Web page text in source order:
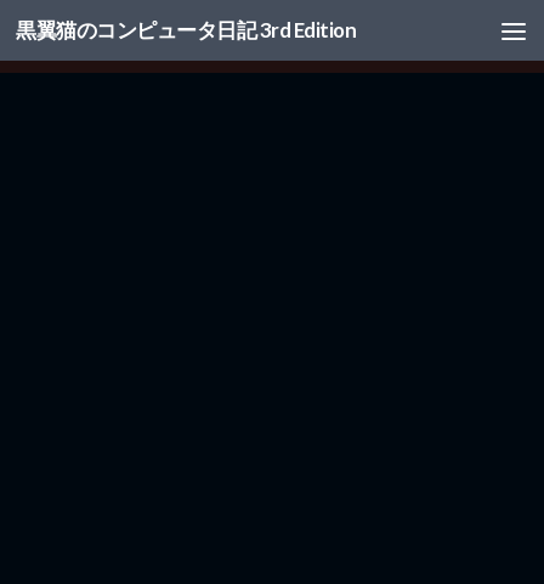
コンテンツへスキップ
黒翼猫のコンピュータ日記 3rd Edition